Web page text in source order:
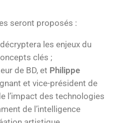
seront proposés :
décryptera les enjeux du
clés ;
de BD, et Philippe
et vice-président de
l’impact des technologies
de l’intelligence